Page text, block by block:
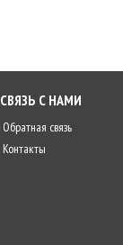
СВЯЗЬ С НАМИ
Обратная связь
Контакты